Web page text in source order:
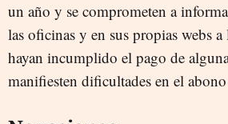
un año y se comprometen a
las oficinas y en sus propias webs
hayan incumplido el pago de
manifiesten dificultades en el